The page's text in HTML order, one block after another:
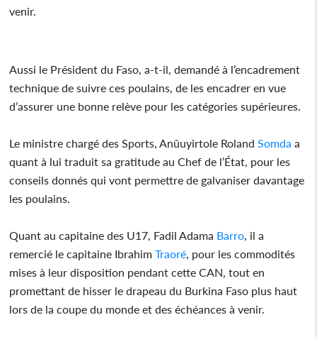
venir.
Aussi le Président du Faso, a-t-il, demandé à l’encadrement
technique de suivre ces poulains, de les encadrer en vue
d’assurer une bonne relève pour les catégories supérieures.
Le ministre chargé des Sports, Anûuyirtole RolandSomda a
quant à lui traduit sa gratitude au Chef de l’État, pour les
conseils donnés qui vont permettre de galvaniser davantage
les poulains.
Quant au capitaine des U17, Fadil Adama Barro, il a
remercié le capitaine IbrahimTraoré, pour les commodités
mises à leur disposition pendant cette CAN, tout en
promettant de hisser le drapeau du Burkina Faso plus haut
lors de la coupe du monde et des échéances à venir.